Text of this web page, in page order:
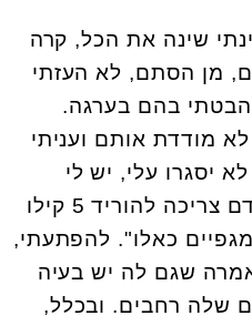
שינה את הכל, קרה
מן הסתם, לא העזתי
בהם בערגה.
מודדת אותם ועניתי
יסגרו עלי, יש לי
קרסוליים שמנים. אני קודם צריכה להוריד 5 קילו
כאלו". להפתעתי,
שגם לה יש בעיה
שלה רחבים. ובכלל,